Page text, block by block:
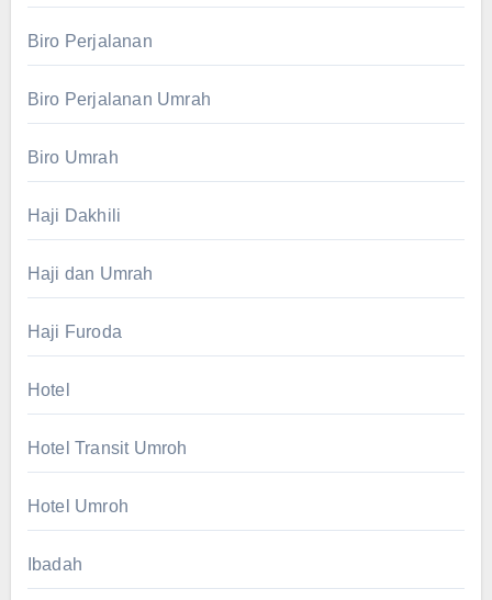
Biro Perjalanan
Biro Perjalanan Umrah
Biro Umrah
Haji Dakhili
Haji dan Umrah
Haji Furoda
Hotel
Hotel Transit Umroh
Hotel Umroh
Ibadah